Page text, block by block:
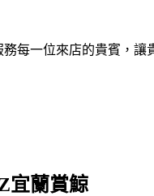
每一位來店的貴賓，讓
宜蘭賞鯨